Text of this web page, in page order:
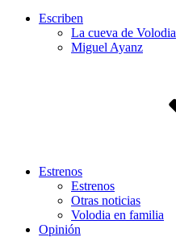
Escriben
La cueva de Volodia
Miguel Ayanz
Estrenos
Estrenos
Otras noticias
Volodia en familia
Opinión